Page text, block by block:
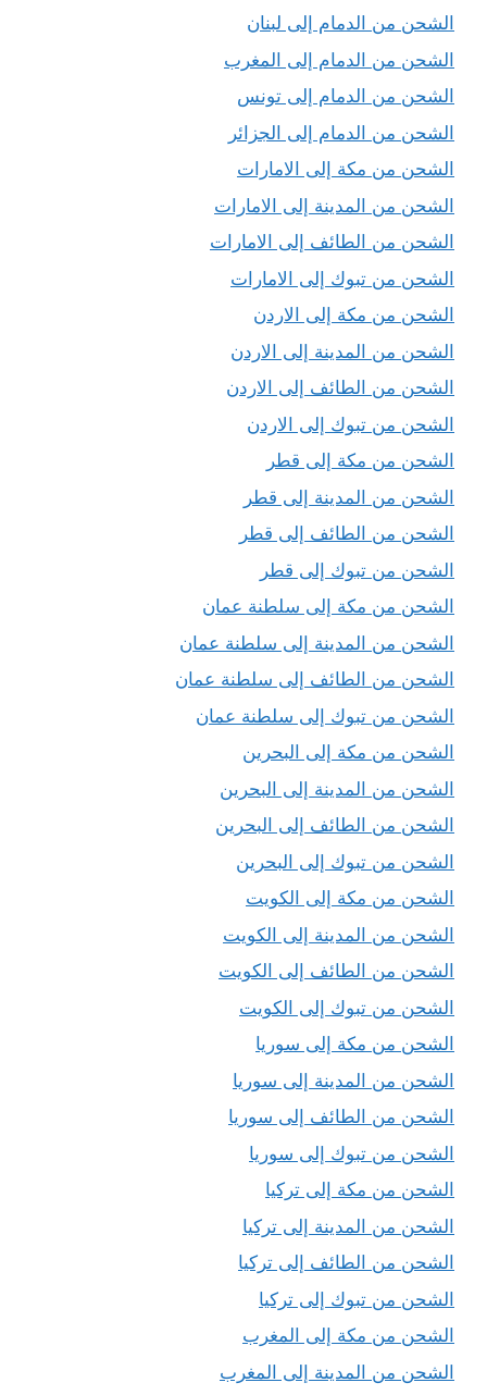
الشحن من الدمام إلى لبنان
الشحن من الدمام إلى المغرب
الشحن من الدمام إلى تونس
الشحن من الدمام إلى الجزائر
الشحن من مكة إلى الامارات
الشحن من المدينة إلى الامارات
الشحن من الطائف إلى الامارات
الشحن من تبوك إلى الامارات
الشحن من مكة إلى الاردن
الشحن من المدينة إلى الاردن
الشحن من الطائف إلى الاردن
الشحن من تبوك إلى الاردن
الشحن من مكة إلى قطر
الشحن من المدينة إلى قطر
الشحن من الطائف إلى قطر
الشحن من تبوك إلى قطر
الشحن من مكة إلى سلطنة عمان
الشحن من المدينة إلى سلطنة عمان
الشحن من الطائف إلى سلطنة عمان
الشحن من تبوك إلى سلطنة عمان
الشحن من مكة إلى البحرين
الشحن من المدينة إلى البحرين
الشحن من الطائف إلى البحرين
الشحن من تبوك إلى البحرين
الشحن من مكة إلى الكويت
الشحن من المدينة إلى الكويت
الشحن من الطائف إلى الكويت
الشحن من تبوك إلى الكويت
الشحن من مكة إلى سوريا
الشحن من المدينة إلى سوريا
الشحن من الطائف إلى سوريا
الشحن من تبوك إلى سوريا
الشحن من مكة إلى تركيا
الشحن من المدينة إلى تركيا
الشحن من الطائف إلى تركيا
الشحن من تبوك إلى تركيا
الشحن من مكة إلى المغرب
الشحن من المدينة إلى المغرب